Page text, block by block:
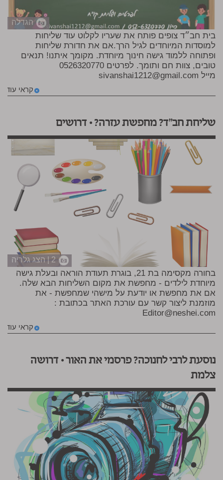
הגדלה
בית חב״ד צופים פותח את שעריו לקלוט עוד שליחות
למוסדות המיוחדים לגיל הרך.אם את חדורת שליחות
ופתוחה ללמוד גישה חינוך מיוחדת. מקומך איתנו! תנאים
טובים, צוות חם ותומך. לפרטים 0526320770
מייל sivanshai1212@gmail.com
קראי עוד
שליחת חב"ד? מחפשת עזרה? • דרושים
2 | הצג גלריה
בחורה מקסימה בת 21, בוגרת תעודת הוראה ובעלת גישה
מיוחדת לילדים - מחפשת את מקום השליחות הבא שלה.
אם את מחפשת או יודעת על מישהי שמחפשת - את
מוזמנת ליצור קשר עם עורכת האתר בכתובת :
Editor@neshei.com
קראי עוד
נוסעת לרבי לחנוכה? פרסמי את האור • דרושה
צלמת